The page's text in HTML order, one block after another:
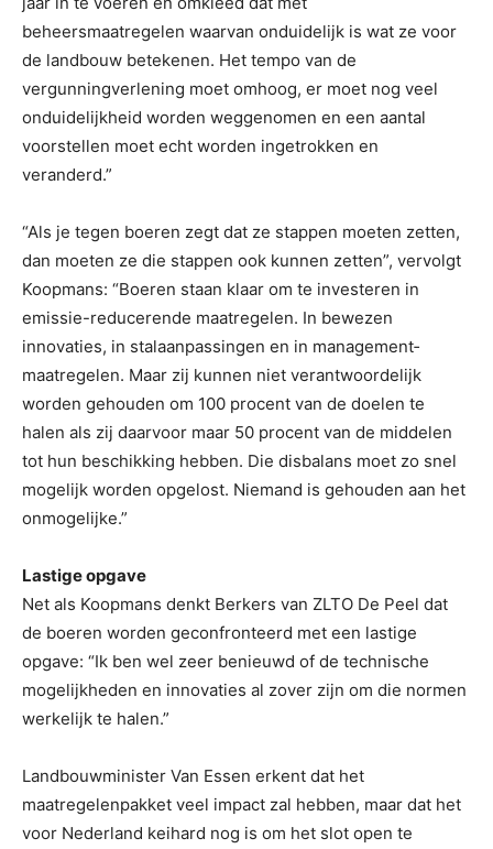
beheersmaatregelen waarvan onduidelijk is wat ze voor
de landbouw betekenen. Het tempo van de
vergunningverlening moet omhoog, er moet nog veel
onduidelijkheid worden weggenomen en een aantal
voorstellen moet echt worden ingetrokken en
veranderd.”
“Als je tegen boeren zegt dat ze stappen moeten zetten,
dan moeten ze die stappen ook kunnen zetten”, vervolgt
Koopmans: “Boeren staan klaar om te investeren in
emissie-reducerende maatregelen. In bewezen
innovaties, in stalaanpassingen en in management­
maatregelen. Maar zij kunnen niet verantwoordelijk
worden gehouden om 100 procent van de doelen te
halen als zij daarvoor maar 50 procent van de middelen
tot hun beschikking hebben. Die disbalans moet zo snel
mogelijk worden opgelost. Niemand is gehouden aan het
onmogelijke.”
Lastige opgave
Net als Koopmans denkt Berkers van ZLTO De Peel dat
de boeren worden geconfronteerd met een lastige
opgave: “Ik ben wel zeer benieuwd of de technische
mogelijkheden en innovaties al zover zijn om die normen
werkelijk te halen.”
Landbouwminister Van Essen erkent dat het
maatregelenpakket veel impact zal hebben, maar dat het
voor Nederland keihard nog is om het slot open te